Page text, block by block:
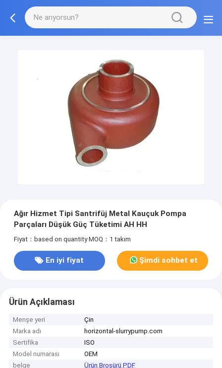
Ağır Hizmet Tipi Santrifüj Metal Kauçuk Pompa
Parçaları Düşük Güç Tüketimi AH HH
Fiyat：based on quantity MOQ：1 takım
En iyi fiyat Şimdi sohbet et
Ürün Açıklaması
Menşe yeri
Çin
Marka adı
horizontal-slurrypump.com
Sertifika
ISO
Model numarası
OEM
belge
Ürün Broşürü PDF